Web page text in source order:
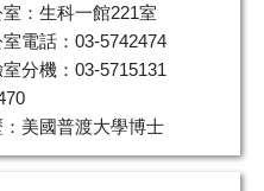
：生科一館221室
電話：03-5742474
分機：03-5715131
美國普渡大學博士
神經生物學